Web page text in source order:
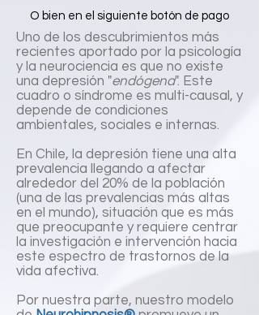
O bien en el siguiente botón de pago
Uno de los descubrimientos más
recientes aportado por la psicología
y la neurociencia es que no existe
una depresión "endógena". Este
cuadro o síndrome es multi-causal, y
depende de condiciones
ambientales, sociales e internas.
En Chile, la depresión tiene una alta
prevalencia llegando a afectar
alrededor del 20% de la población
(una de las prevalencias más altas
en el mundo), situación que es más
que preocupante y requiere centrar
la investigación e intervención hacia
este espectro de trastornos de la
vida afectiva.
Por nuestra parte, nuestro modelo